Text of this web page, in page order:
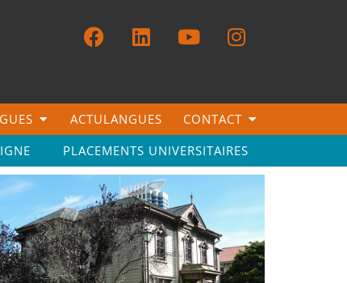
ACTULANGUES
CONTACT
PLACEMENTS UNIVERSITAIRES